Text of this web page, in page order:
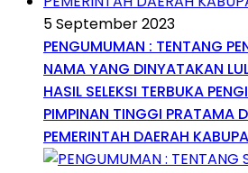
5 September 2023
PENGUMUMAN : TENTANG
NAMA YANG DINYATAKAN
HASIL SELEKSI TERBUKA
PIMPINAN TINGGI PRATAMA
PEMERINTAH DAERAH